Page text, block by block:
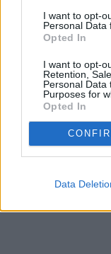
I want to opt-
Personal Data
Opted In
I want to opt-
Retention,
Personal Data
Purposes for
Opted In
Data